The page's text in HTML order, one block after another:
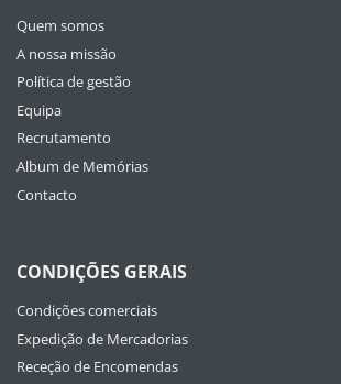
Quem somos
A nossa missão
Política de gestão
Equipa
Recrutamento
Album de Memórias
Contacto
CONDIÇÕES GERAIS
Condições comerciais
Expedição de Mercadorias
Receção de Encomendas